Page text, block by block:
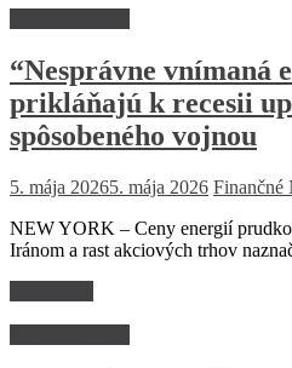
“Nesprávne vnímaná
prikláňajú k recesii
spôsobeného vojnou
5. mája 20265. mája 2026 Finančné
NEW YORK – Ceny energií
Iránom a rast akciových trhov